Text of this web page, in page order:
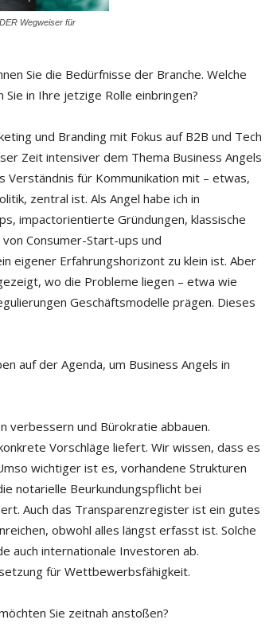
Wegweiser für
Sie die Bedürfnisse der Branche. Welche
in Ihre jetzige Rolle einbringen?
und Branding mit Fokus auf B2B und Tech
Zeit intensiver dem Thema Business Angels
Verständnis für Kommunikation mit – etwas,
zentral ist. Als Angel habe ich in
impactorientierte Gründungen, klassische
Consumer-Start-ups und
eigener Erfahrungshorizont zu klein ist. Aber
wo die Probleme liegen – etwa wie
Geschäftsmodelle prägen. Dieses
auf der Agenda, um Business Angels in
verbessern und Bürokratie abbauen.
Vorschläge liefert. Wir wissen, dass es
wichtiger ist es, vorhandene Strukturen
notarielle Beurkundungspflicht bei
Auch das Transparenzregister ist ein gutes
obwohl alles längst erfasst ist. Solche
auch internationale Investoren ab.
für Wettbewerbsfähigkeit.
Sie zeitnah anstoßen?